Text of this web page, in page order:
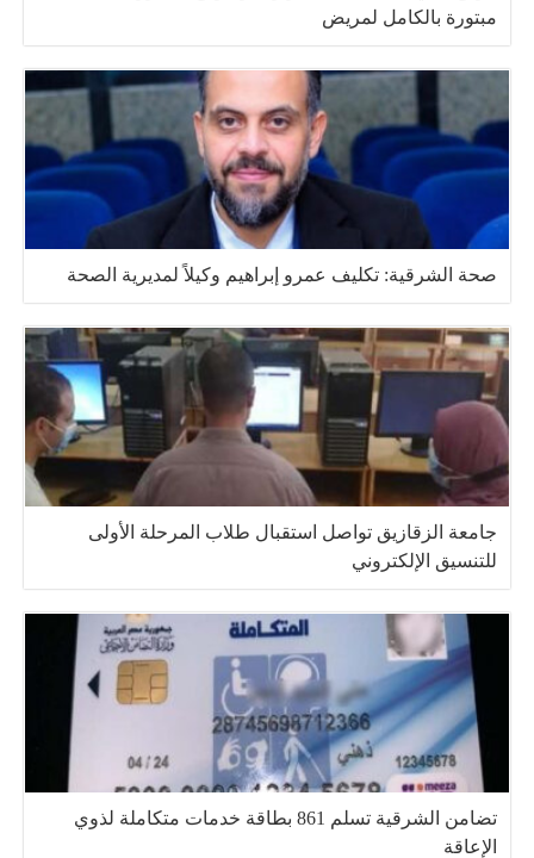
مبتورة بالكامل لمريض
صحة الشرقية: تكليف عمرو إبراهيم وكيلاً لمديرية الصحة
جامعة الزقازيق تواصل استقبال طلاب المرحلة الأولى
للتنسيق الإلكتروني
تضامن الشرقية تسلم 861 بطاقة خدمات متكاملة لذوي
الإعاقة